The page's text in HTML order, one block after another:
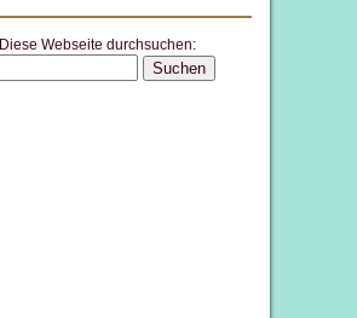
Diese Webseite durchsuchen: